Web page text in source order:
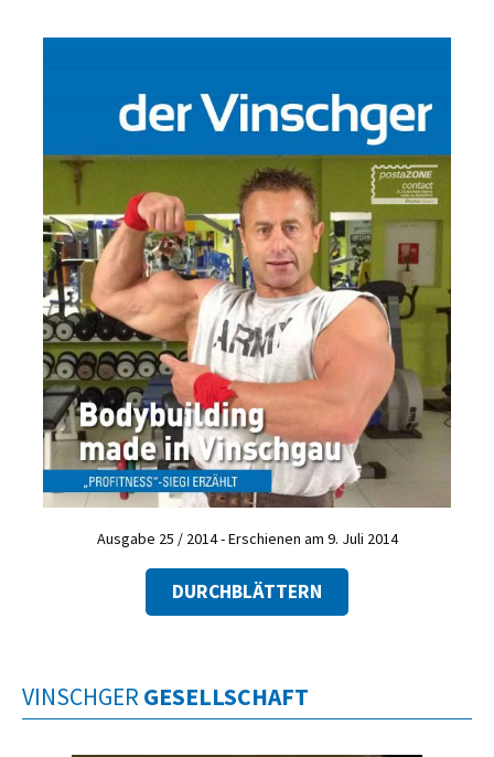
Ausgabe 25 / 2014 - Erschienen am 9. Juli 2014
DURCHBLÄTTERN
VINSCHGER GESELLSCHAFT